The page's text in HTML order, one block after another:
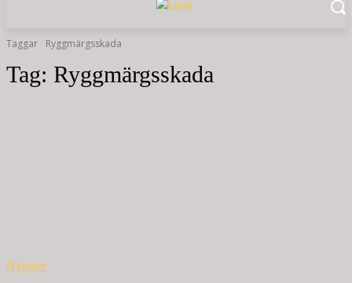
Taggar Ryggmärgsskada
Tag: Ryggmärgsskada
Nyheter